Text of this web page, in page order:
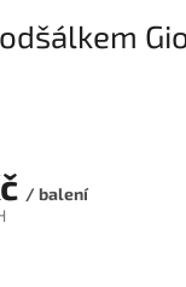
/ balení